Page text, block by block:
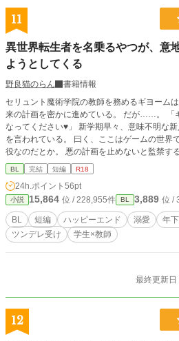
11
異世界転生者を名乗るやつが、意
ようとしてくる
野良猫のらん
書籍情報
セリュント魔術学院の教師を務めるギヨーム
来の計画を密かに進めている。 だが……。 「
なってください♥」 新学期早々、意味不明な
を言われている。 曰く、ここはゲームの世界
役なのだとか。 悪の計画を止めないと監禁す
「攻略対象」になった。 自分よりも狂気（と
たサイラスを前に、ギヨームはたじたじになり……。 短編の予定で
の話のタイトルには*をつけます！
BL 完結 短編 R18
24h.ポイント 56pt
小説 15,864 位 / 228,955件 BL 3,889 位 /
BL 短編 ハッピーエンド 溺愛 年
ツンデレ受け
学生×教師
最終更新
12